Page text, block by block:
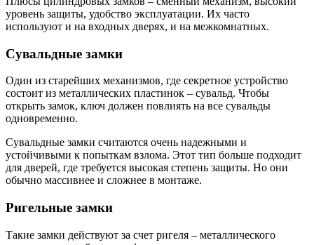
уровень защиты, удобство эксплуатации. Их часто
используют и на входных дверях, и на межкомнатных.
Сувальдные замки
Один из старейших механизмов, где секретное устройство
состоит из металлических пластинок – сувальд. Чтобы
открыть замок, ключ должен повлиять на все сувальды
одновременно.
Сувальдные замки считаются очень надежными и
устойчивыми к попыткам взлома. Этот тип больше подходит
для дверей, где требуется высокая степень защиты. Но они
обычно массивнее и сложнее в монтаже.
Ригельные замки
Такие замки действуют за счет ригеля – металлического